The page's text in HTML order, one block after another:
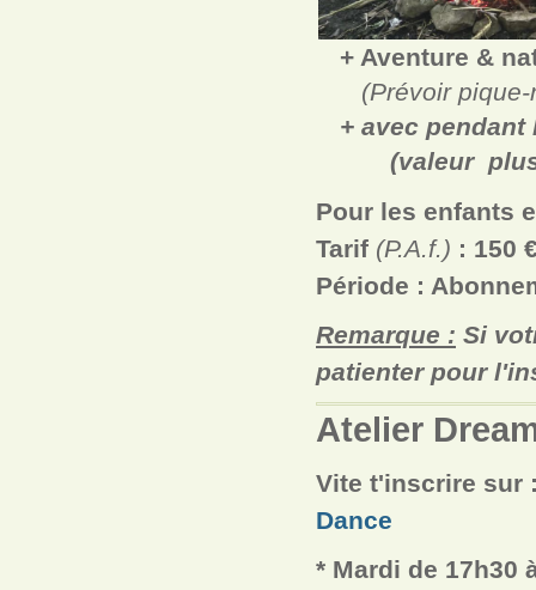
+ Aventure &
(Prévoir pique-
+ avec
(valeur plus
Pour les enfants
Tarif (P.A.f.) : 150
Période :
Remarque : Si
patienter pour
Atelier
Vite t'inscrire sur
Dance
* Mardi de 17h30